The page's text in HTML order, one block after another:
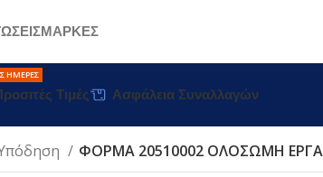
ΜΑΡΚΕΣ
ΗΜΈΡΕΣ
Τιμές Ασφάλεια Συναλλαγών
ΦΟΡΜΑ 20510002 ΟΛΟΣΩΜΗ